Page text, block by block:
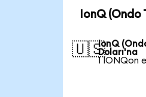
IonQ (Ondo
🇺🇸IonQ
Doları'na
1 IONQon